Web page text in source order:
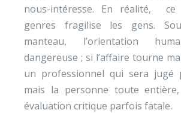
nous-intéresse. En réalité, ce
genres fragilise les gens.
manteau, l’orientation
dangereuse ; si l’affaire tourne
un professionnel qui sera jugé
mais la personne toute
évaluation critique parfois fatale.